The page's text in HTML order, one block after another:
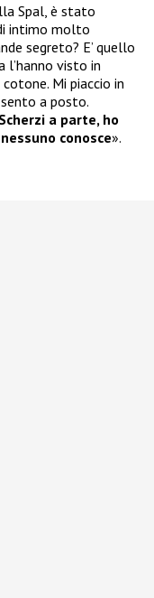
Spal, è stato
intimo molto
segreto? E’ quello
l’hanno visto in
cotone. Mi piaccio in
a posto.
Scherzi a parte, ho
conosce».